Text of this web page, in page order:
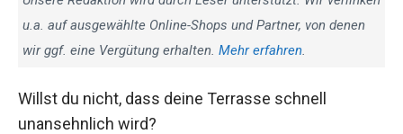
u.a. auf ausgewählte Online-Shops und Partner, von denen
wir ggf. eine Vergütung erhalten. Mehr erfahren.
Willst du nicht, dass deine Terrasse schnell
unansehnlich wird?